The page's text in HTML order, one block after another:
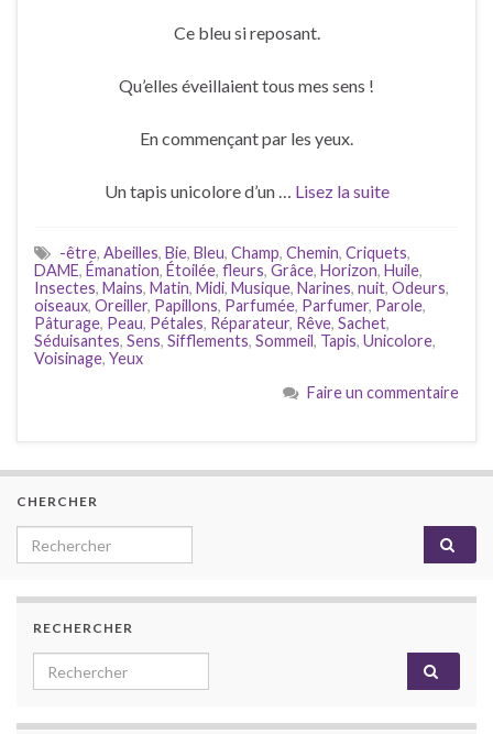
Ce bleu si reposant.
Qu’elles éveillaient tous mes sens !
En commençant par les yeux.
Un tapis unicolore d’un … Lisez la suite
-être, Abeilles, Bie, Bleu, Champ, Chemin, Criquets,
DAME, Émanation, Étoilée, fleurs, Grâce, Horizon, Huile,
Insectes, Mains, Matin, Midi, Musique, Narines, nuit, Odeurs,
oiseaux, Oreiller, Papillons, Parfumée, Parfumer, Parole,
Pâturage, Peau, Pétales, Réparateur, Rêve, Sachet,
Séduisantes, Sens, Sifflements, Sommeil, Tapis, Unicolore,
Voisinage, Yeux
Faire un commentaire
CHERCHER
Search for:
RECHERCHER
Search for: